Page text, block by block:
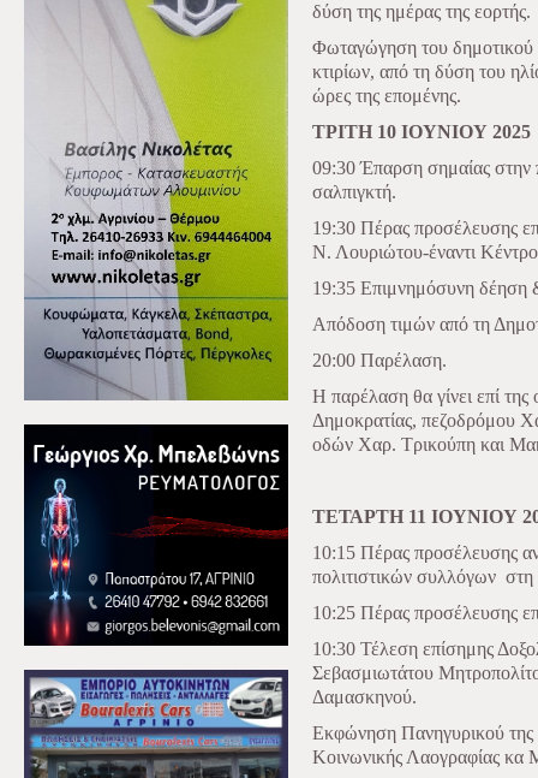
δύση της ημέρας της εορτής.
Φωταγώγηση του δημοτικού
κτιρίων, από τη δύση του
ώρες της επομένης.
ΤΡΙΤΗ 10 ΙΟΥΝΙΟΥ 2025
09:30 Έπαρση σημαίας στην
σαλπιγκτή.
19:30 Πέρας προσέλευσης
Ν. Λουριώτου-έναντι
19:35 Επιμνημόσυνη δέηση
Απόδοση τιμών από τη
20:00 Παρέλαση.
Η παρέλαση θα γίνει επί
Δημοκρατίας, πεζοδρόμου
οδών Χαρ. Τρικούπη και
ΤΕΤΑΡΤΗ 11 ΙΟΥΝΙΟΥ
10:15 Πέρας προσέλευσης
πολιτιστικών συλλόγων
10:25 Πέρας προσέλευσης
10:30 Τέλεση επίσημης
Σεβασμιωτάτου
Δαμασκηνού.
Εκφώνηση Πανηγυρικού της
Κοινωνικής Λαογραφίας κα